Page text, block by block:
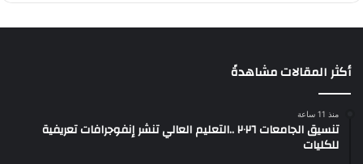
أكثر المقالات مشاهدةً
منذ 11 ساعة
تنسيق الجامعات ٢٠٢٦ ..التعليم العالي تنشر إنفوجرافات تعريفية
للكليات